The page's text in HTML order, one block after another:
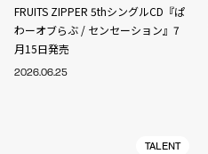
FRUITS ZIPPER 5thシングルCD『ぱ
わーオブらぶ / センセーション』7
月15日発売
2026.06.25
TALENT